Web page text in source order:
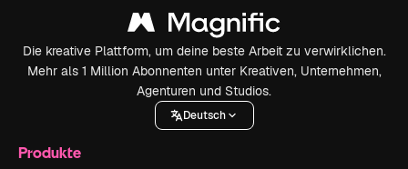
Die kreative Plattform, um deine beste Arbeit zu verwirklichen.
Mehr als 1 Million Abonnenten unter Kreativen, Unternehmen,
Agenturen und Studios.
Deutsch
Produkte